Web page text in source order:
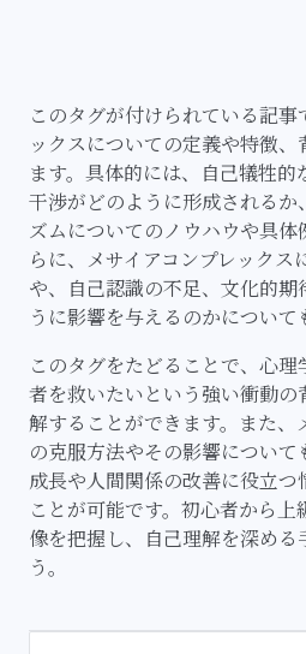
このタグが付けられている記事
ックスについての定義や特徴
ます。具体的には、自己犠牲
干渉がどのように形成される
ズムについてのノウハウや具体
らに、メサイアコンプレック
や、自己認識の不足、文化的
うに影響を与えるのかについて
このタグをたどることで、心
者を救いたいという強い衝動
解することができます。また、
の克服方法やその影響につい
成長や人間関係の改善に役立つ
ことが可能です。初心者から
像を把握し、自己理解を深める
う。